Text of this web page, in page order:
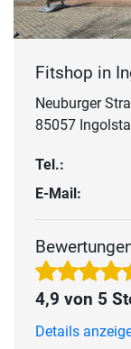
Fitshop in
Neuburger
85057
Tel.:
E-Mail:
4,9 von 5
Details